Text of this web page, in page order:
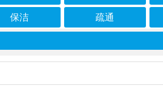
保洁 疏通